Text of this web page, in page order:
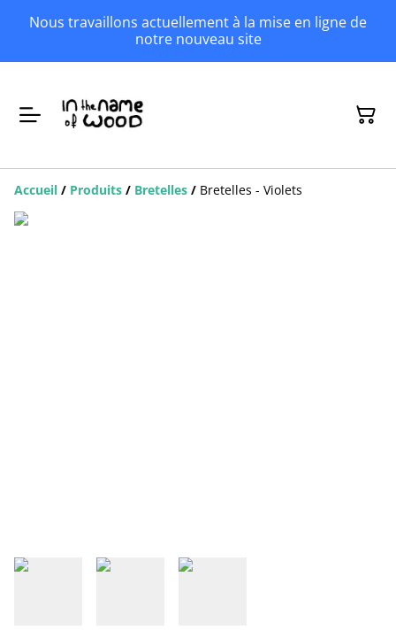
Nous travaillons actuellement à la mise en ligne de
notre nouveau site
Accueil / Produits / Bretelles / Bretelles - Violets